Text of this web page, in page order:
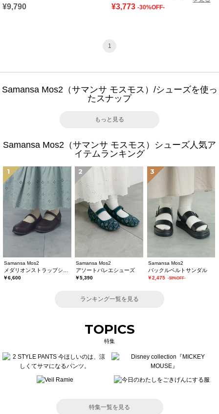
¥9,790
¥3,773 -30%OFF-
1
Samansa Mos2（サマンサ モスモス）/シューズを使っ
たスナップ
もっと見る
Samansa Mos2（サマンサ モスモス）シューズ人気ア
イテムランキング
1
Samansa Mos2
￥6,600
2
Samansa Mos2
アソートバレエシューズ
￥5,390
3
Samansa Mos2
バックルベルトサンダル
￥2,475 -50%OFF-
ランキング一覧を見る
TOPICS
特集
特集一覧を見る